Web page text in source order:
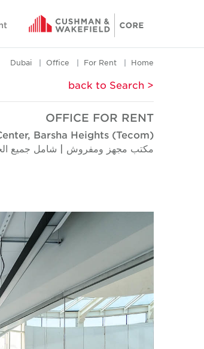
Home
For Rent
Office
Dubai
< back to Search
OFFICE FOR RENT
Barsha Heights (Tecom)
مكتب مجهز ومفروش | شامل جميع